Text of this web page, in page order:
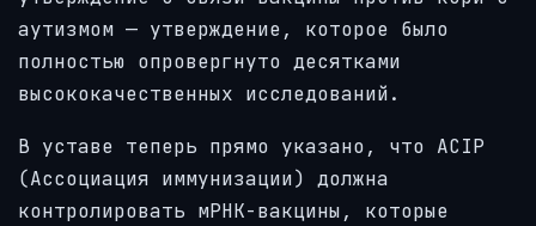
аутизмом — утверждение, которое было
полностью опровергнуто десятками
высококачественных исследований.
В уставе теперь прямо указано, что ACIP
(Ассоциация иммунизации) должна
контролировать мРНК-вакцины, которые